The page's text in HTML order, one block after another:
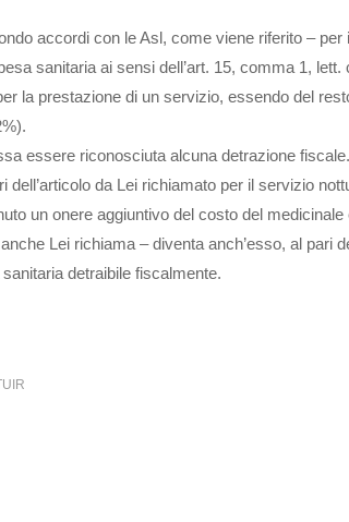
accordi con le Asl, come viene riferito – per
sanitaria ai sensi dell’art. 15, comma 1,
la prestazione di un servizio, essendo del
essere riconosciuta alcuna detrazione fiscale.
da Lei richiamato per il servizio
un onere aggiuntivo del costo del medicinale
Lei richiama – diventa anch’esso, al pari
detraibile fiscalmente.